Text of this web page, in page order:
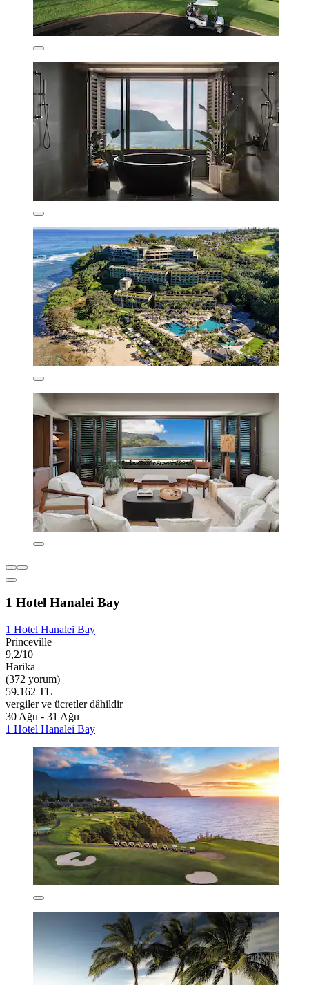
1 Hotel Hanalei Bay
1 Hotel Hanalei Bay
Princeville
9,2/10
Harika
(372 yorum)
59.162 TL
vergiler ve ücretler dâhildir
30 Ağu - 31 Ağu
1 Hotel Hanalei Bay